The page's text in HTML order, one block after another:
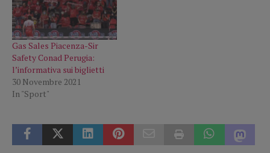
Gas Sales Piacenza-Sir
Safety Conad Perugia:
l’informativa sui biglietti
30 Novembre 2021
In "Sport"